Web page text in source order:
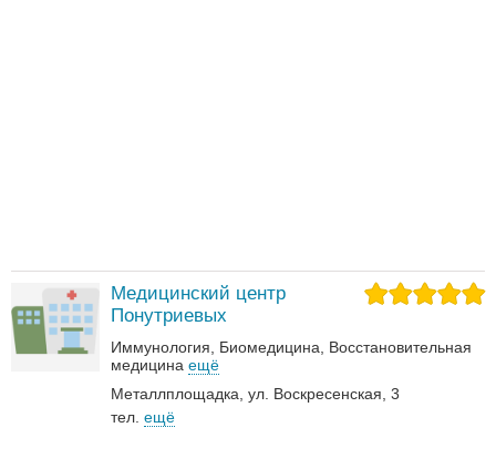
Медицинский центр
Понутриевых
Иммунология Биомедицина Восстановительная
медицина ещё
Металлплощадка, ул. Воскресенская, 3
тел. ещё